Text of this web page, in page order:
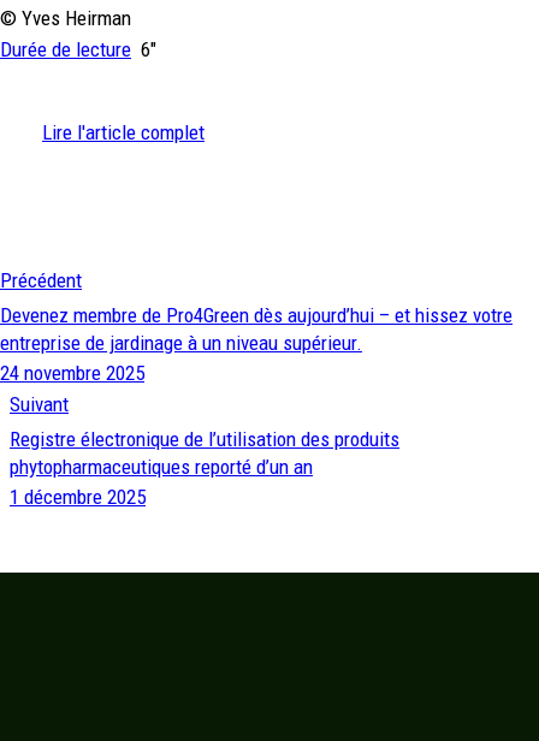
© Yves Heirman
Durée de lecture 6″
Lire l'article complet
Précédent
Devenez membre de Pro4Green dès aujourd’hui – et hissez votre
entreprise de jardinage à un niveau supérieur.
24 novembre 2025
Suivant
Registre électronique de l’utilisation des produits
phytopharmaceutiques reporté d’un an
1 décembre 2025